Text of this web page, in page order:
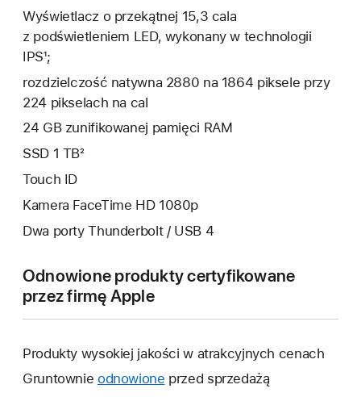
Wyświetlacz o przekątnej 15,3 cala
z podświetleniem LED, wykonany w technologii
IPS¹;
rozdzielczość natywna 2880 na 1864 piksele przy
224 pikselach na cal
24 GB zunifikowanej pamięci RAM
SSD 1 TB²
Touch ID
Kamera FaceTime HD 1080p
Dwa porty Thunderbolt / USB 4
Odnowione produkty certyfikowane
przez firmę Apple
Produkty wysokiej jakości w atrakcyjnych cenach
Gruntownie odnowione przed sprzedażą